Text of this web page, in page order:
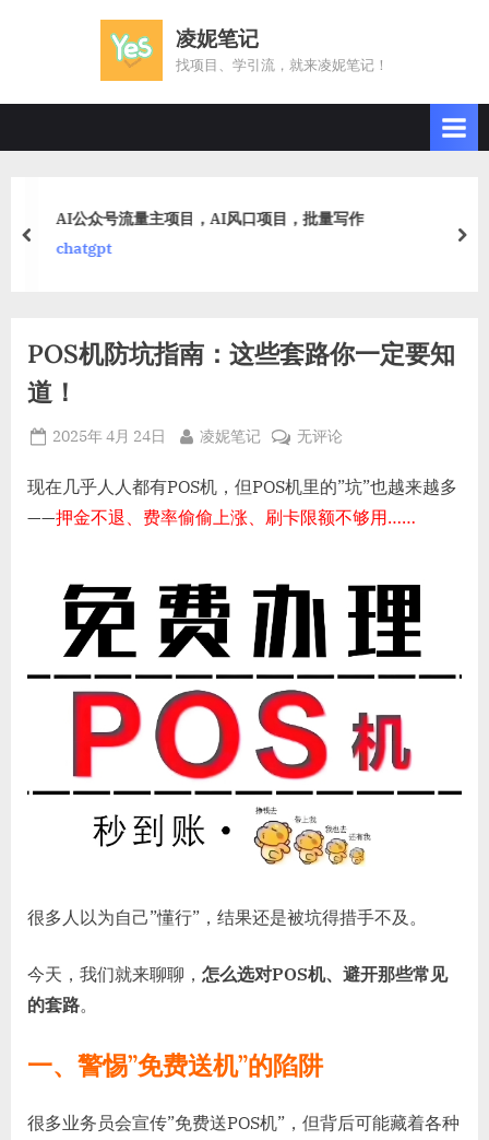
凌妮笔记
找项目、学引流，就来凌妮笔记！
AI公众号流量主项目，AI风口项目，批量写作
chatgpt
prev
POS机防坑指南：这些套路你一定要知
道！
Posted
2025年 4月 24日 By
凌妮笔记
POS
防
坑
这
路
你
一
定
要
知
道！
无评论
现在几乎人人都有POS机，但POS机里的”坑”也越来越多
——押金不退、费率偷偷上涨、刷卡限额不够用……
很多人以为自己”懂行”，结果还是被坑得措手不及。
今天，我们就来聊聊， 怎么选对POS机、避开那些常见
的套路。
一、警惕”免费送机”的陷阱
很多业务员会宣传”免费送POS机”，但背后可能藏着各种